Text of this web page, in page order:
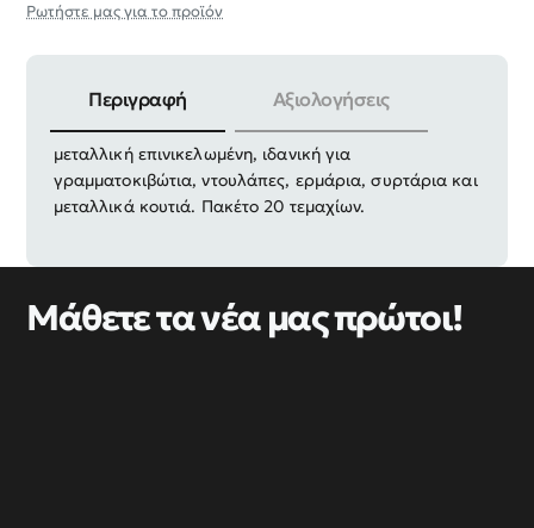
Ρωτήστε μας για το προϊόν
Περιγραφή Αξιολογήσεις
Κλειδαριά ερμάριου-γραμματοκιβωτίου 20mm,
μεταλλική επινικελωμένη, ιδανική για
γραμματοκιβώτια, ντουλάπες, ερμάρια, συρτάρια και
μεταλλικά κουτιά. Πακέτο 20 τεμαχίων.
Μάθετε τα νέα μας πρώτοι!